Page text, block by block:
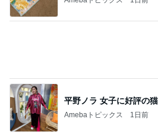
平野ノラ 女子に好評の
Amebaトピックス 1日前